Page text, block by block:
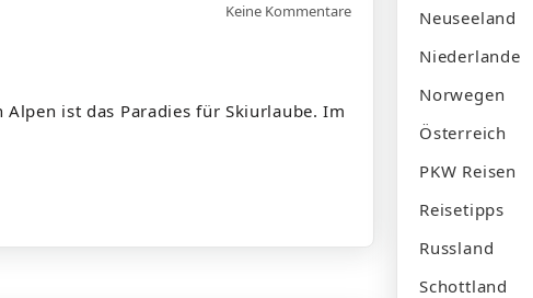
Keine Kommentare
ist das Paradies für Skiurlaube. Im
Neuseeland
Niederlande
Norwegen
Österreich
PKW Reisen
Reisetipps
Russland
Schottland